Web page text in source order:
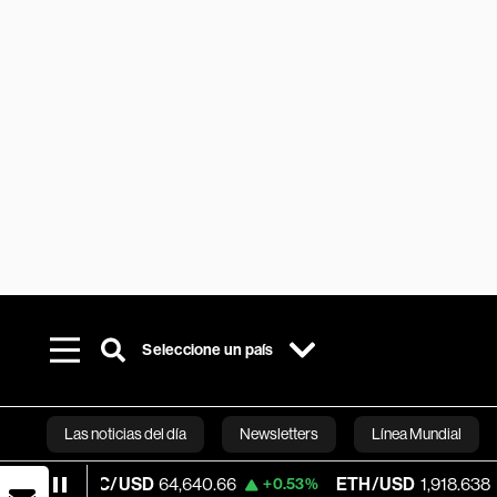
Seleccione un país
Las noticias del día Newsletters Línea Mundial
Bloomberg
USD 64,640.66 +0.53% ETH/USD 1,918.638 +2.31%